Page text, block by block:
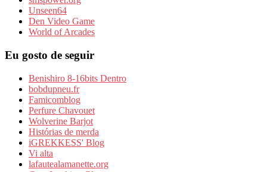
Unseen64
Den Video Game
World of Arcades
Eu gosto de seguir
Benishiro 8-16bits Dentro
bobdupneu.fr
Famicomblog
Perfure Chavouet
Wolverine Barjot
Histórias de merda
iGREKKESS' Blog
Vi alta
lafautealamanette.org